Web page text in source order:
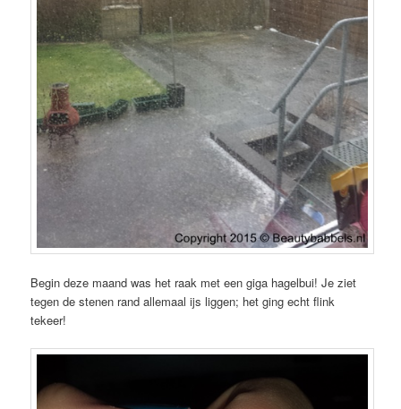
Begin deze maand was het raak met een giga hagelbui! Je ziet
tegen de stenen rand allemaal ijs liggen; het ging echt flink
tekeer!